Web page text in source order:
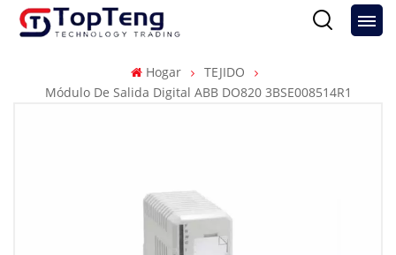
Hogar
TEJIDO
Módulo De Salida Digital ABB DO820 3BSE008514R1